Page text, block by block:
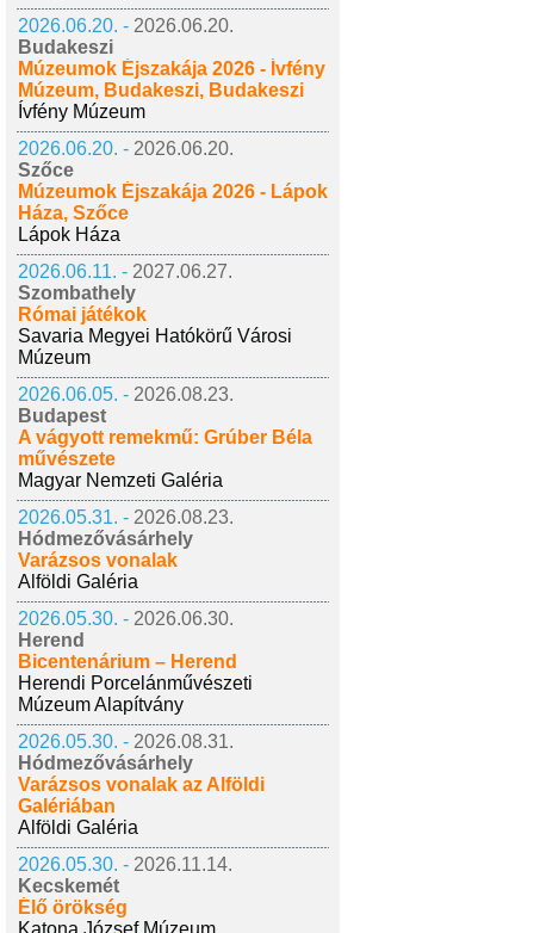
2026.06.20. - 2026.06.20.
Budakeszi
Múzeumok Éjszakája 2026 - Ívfény
Múzeum, Budakeszi, Budakeszi
Ívfény Múzeum
2026.06.20. - 2026.06.20.
Szőce
Múzeumok Éjszakája 2026 - Lápok
Háza, Szőce
Lápok Háza
2026.06.11. - 2027.06.27.
Szombathely
Római játékok
Savaria Megyei Hatókörű Városi
Múzeum
2026.06.05. - 2026.08.23.
Budapest
A vágyott remekmű: Grúber Béla
művészete
Magyar Nemzeti Galéria
2026.05.31. - 2026.08.23.
Hódmezővásárhely
Varázsos vonalak
Alföldi Galéria
2026.05.30. - 2026.06.30.
Herend
Bicentenárium – Herend
Herendi Porcelánművészeti
Múzeum Alapítvány
2026.05.30. - 2026.08.31.
Hódmezővásárhely
Varázsos vonalak az Alföldi
Galériában
Alföldi Galéria
2026.05.30. - 2026.11.14.
Kecskemét
Élő örökség
Katona József Múzeum